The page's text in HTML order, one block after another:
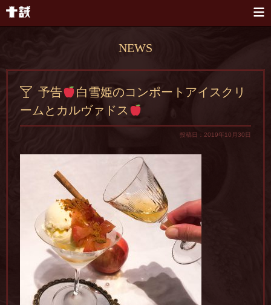
NEWS
予告
白雪姫のコンポートアイスクリ
ームとカルヴァドス
投稿日：2019年10月30日